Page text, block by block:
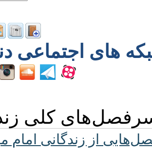
کلی
از زندگانی امام